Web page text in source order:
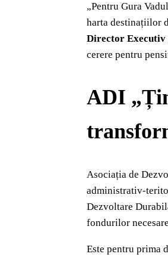
„Pentru Gura
harta destinațiilor
Director Executiv
cerere pentru
ADI
Asociația de
Dezvoltare
fondurilor
Este pentru prima